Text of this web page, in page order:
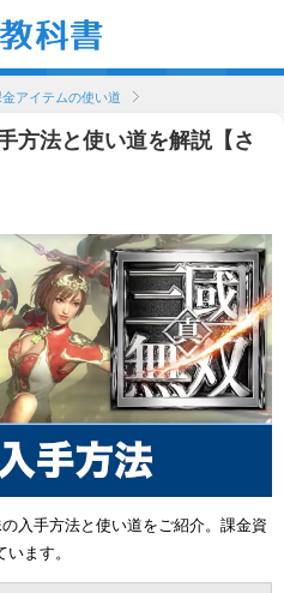
金アイテムの使い道
方法と使い道を解説【さ
入手方法と使い道をご紹介。課金資
ます。